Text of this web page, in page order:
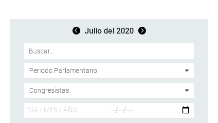
Julio del 2020